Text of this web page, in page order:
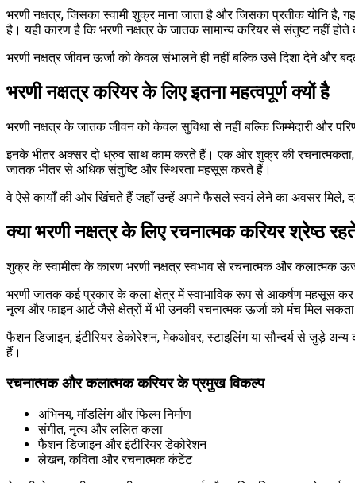
भरणी नक्षत्र, जिसका स्वामी शुक्र माना जाता है और जिसका प्रतीक योनि
है। यही कारण है कि भरणी नक्षत्र के जातक सामान्य करियर से संतुष्ट नहीं
भरणी नक्षत्र जीवन ऊर्जा को केवल संभालने ही नहीं बल्कि उसे दिशा देने और
भरणी नक्षत्र करियर के लिए इतना महत्वपूर्ण क्यों है
भरणी नक्षत्र के जातक जीवन को केवल सुविधा से नहीं बल्कि जिम्मेदारी और
इनके भीतर अक्सर दो ध्रुव साथ काम करते हैं। एक ओर शुक्र की रचनात्मकता,
जातक भीतर से अधिक संतुष्टि और स्थिरता महसूस करते हैं।
वे ऐसे कार्यों की ओर खिंचते हैं जहाँ उन्हें अपने फैसले स्वयं लेने का अवसर मिले,
क्या भरणी नक्षत्र के लिए रचनात्मक करियर श्रेष्ठ
शुक्र के स्वामीत्व के कारण भरणी नक्षत्र स्वभाव से रचनात्मक और कलात्मक
भरणी जातक कई प्रकार के कला क्षेत्र में स्वाभाविक रूप से आकर्षण महसूस कर
नृत्य और फाइन आर्ट जैसे क्षेत्रों में भी उनकी रचनात्मक ऊर्जा को मंच मिल
फैशन डिजाइन, इंटीरियर डेकोरेशन, मेकओवर, स्टाइलिंग या सौन्दर्य से जुड़े
हैं।
रचनात्मक और कलात्मक करियर के प्रमुख विकल्प
अभिनय, मॉडलिंग और फिल्म निर्माण
संगीत, नृत्य और ललित कला
फैशन डिजाइन और इंटीरियर डेकोरेशन
लेखन, कविता और रचनात्मक कंटेंट